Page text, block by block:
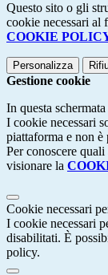
Questo sito o gli
cookie necessari al
COOKIE
Personalizza
Gestione cookie
In questa
I cookie necessari
piattaforma e non
Per conoscere
visionare la
Cookie necessari
I cookie necessari
disabilitati. È
policy.